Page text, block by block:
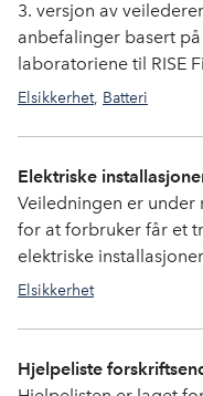
3. versjon av
anbefalinger basert
laboratoriene til RISE
Elsikkerhet, Batteri
Elektriske
Veiledningen er under
for at forbruker får et
elektriske
Elsikkerhet
Hjelpeliste